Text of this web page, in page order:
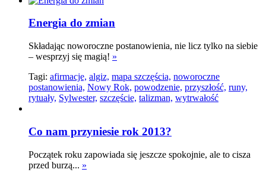
Energia do zmian
Składając noworoczne postanowienia, nie licz tylko na siebie
– wesprzyj się magią! »
Tagi: afirmacje, algiz, mapa szczęścia, noworoczne
postanowienia, Nowy Rok, powodzenie, przyszłość, runy,
rytuały, Sylwester, szczęście, talizman, wytrwałość
Co nam przyniesie rok 2013?
Początek roku zapowiada się jeszcze spokojnie, ale to cisza
przed burzą... »